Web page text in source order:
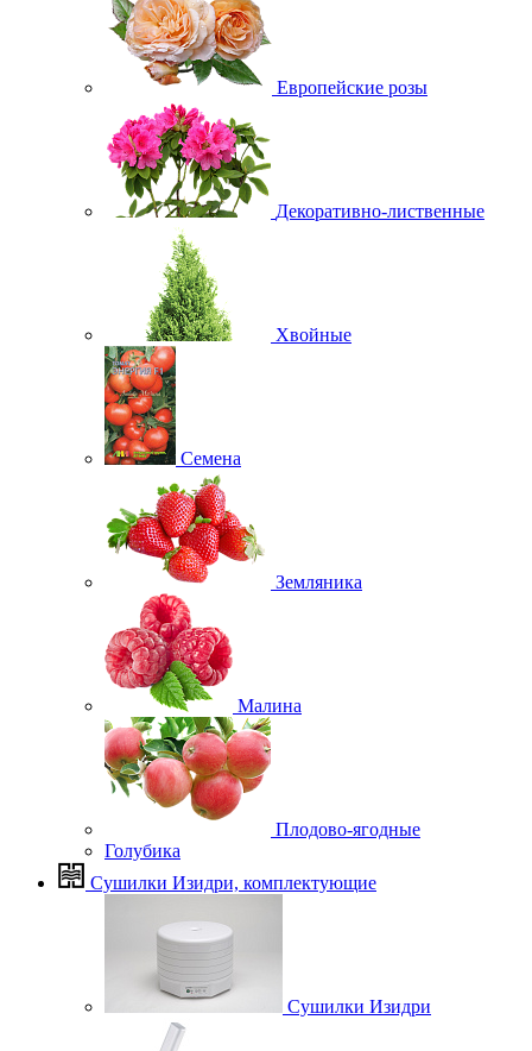
Европейские розы
Декоративно-лиственные
Хвойные
Семена
Земляника
Малина
Плодово-ягодные
Голубика
Сушилки Изидри, комплектующие
Сушилки Изидри